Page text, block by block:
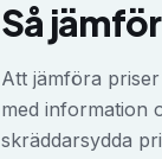
Så
Att jämföra
med information
skräddarsydda